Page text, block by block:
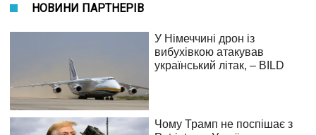
НОВИНИ ПАРТНЕРІВ